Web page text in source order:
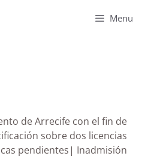
Menu
de Arrecife con el fin de
sobre dos licencias
pendientes| Inadmisión